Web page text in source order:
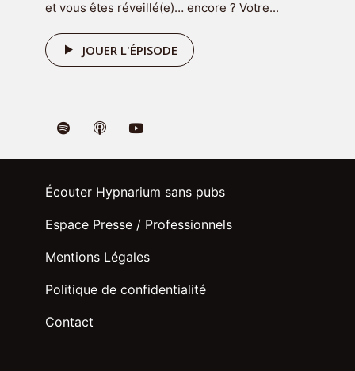
Réserver une séance
problématique en particulier ou
podcast ? Alors je vous invite à
plus loin ensemble :
RÉSERVER MA SÉANCE
et vous êtes réveillé(e)… encore ? Votre...
JOUER L'ÉPISODE
Écouter Hypnarium sans pubs
Espace Presse / Professionnels
Mentions Légales
Politique de confidentialité
Contact